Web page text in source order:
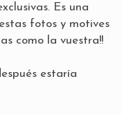
Es una
fotos y motives
como la vuestra!!
estaría